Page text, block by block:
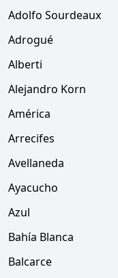
Adolfo Sourdeaux
Adrogué
Alberti
Alejandro Korn
América
Arrecifes
Avellaneda
Ayacucho
Azul
Bahía Blanca
Balcarce